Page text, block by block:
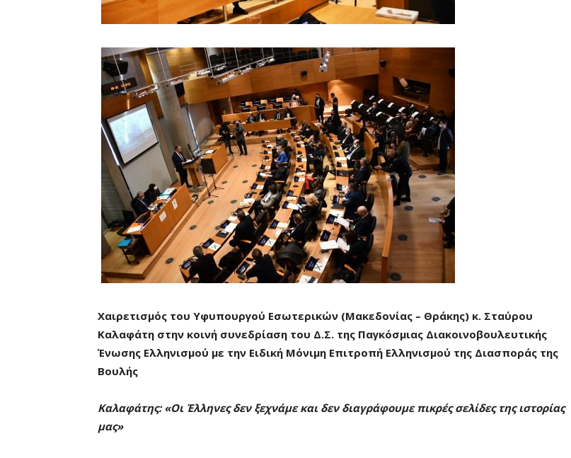
Χαιρετισμός του Υφυπουργού Εσωτερικών (Μακεδονίας – Θράκης) κ. Σταύρου
Καλαφάτη στην κοινή συνεδρίαση του Δ.Σ. της Παγκόσμιας Διακοινοβουλευτικής
Ένωσης Ελληνισμού με την Ειδική Μόνιμη Επιτροπή Ελληνισμού της Διασποράς της
Βουλής
Καλαφάτης: «Οι Έλληνες δεν ξεχνάμε και δεν διαγράφουμε πικρές σελίδες της ιστορίας
μας»